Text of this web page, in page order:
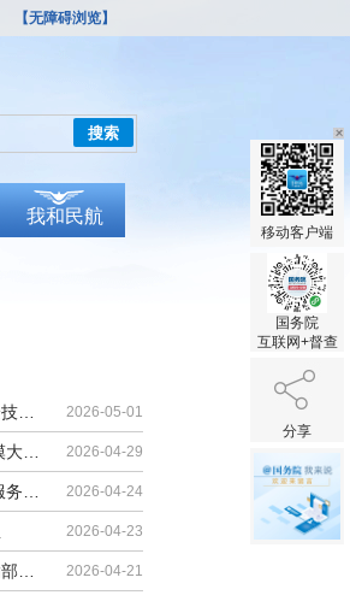
【无障碍浏览】
搜索
我和民航
2026-05-01
2026-04-29
2026-04-24
2026-04-23
2026-04-21
移动客户端
国务院
互联网+督查
分享